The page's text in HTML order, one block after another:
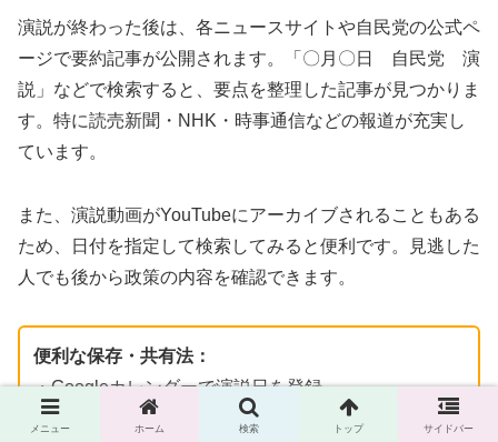
演説が終わった後は、各ニュースサイトや自民党の公式ペ
ージで要約記事が公開されます。「〇月〇日 自民党 演
説」などで検索すると、要点を整理した記事が見つかりま
す。特に読売新聞・NHK・時事通信などの報道が充実し
ています。
また、演説動画がYouTubeにアーカイブされることもある
ため、日付を指定して検索してみると便利です。見逃した
人でも後から政策の内容を確認できます。
便利な保存・共有法：
・Googleカレンダーで演説日を登録
・SNS通知設定で最新情報を自動受信
メニュー ホーム 検索 トップ サイドバー